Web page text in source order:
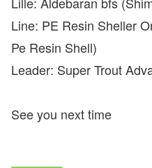
Line: PE Resin Sheller
Pe Resin Shell)
Leader: Super Trout
See you next time